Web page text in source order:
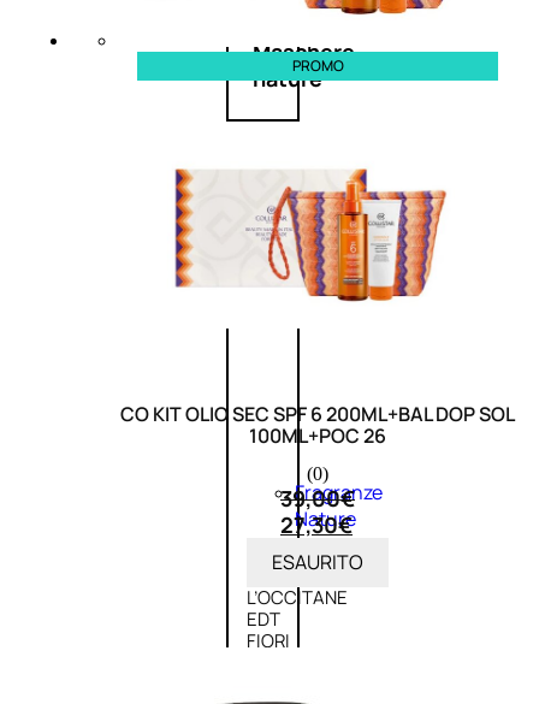
Maschere
nature
profumi
nature
Esaurito PROMO
Fragranze
Nature
Donna
L’OCCITANE
EDT
FIORI
PROMO
CO KIT OLIO SEC SPF 6 200ML+BAL DOP SOL
100ML+POC 26
(0)
39,00€
27,30€
ESAURITO